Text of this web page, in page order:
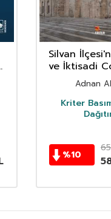
Silvan
ve İktisadi
Adnan
Kriter
%10